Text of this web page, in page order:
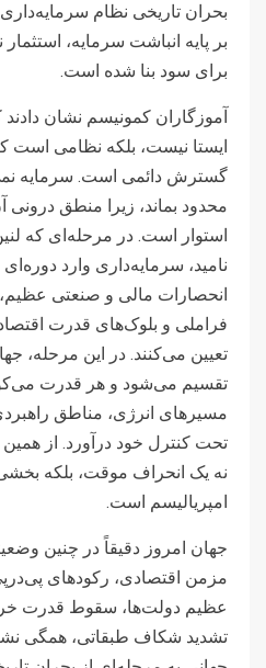
بحران تاریخی نظام
بر پایه انباشت سرمایه،
برای سود بنا شده است.
آموزگاران کمونیسم نشان
ایستا نیست، بلکه نظامی است
گسترش دائمی است. سرمایه
محدود بماند، زیرا منطق درونی
استوار است. در مرحله‌ای که
نامید، سرمایه‌داری وارد
انحصارات مالی و صنعتی
فراملی و بلوک‌های قدرت
تعیین می‌کنند. در این مرحله،
تقسیم می‌شود و هر قدرت
مسیرهای انرژی، مناطق
تحت کنترل خود درآورد. از
نه یک انحراف موقت، بلکه
امپریالیسم است.
جهان امروز دقیقاً در چنین
مزمن اقتصادی، رکودهای
عظیم دولت‌ها، سقوط قدرت
تشدید شکاف طبقاتی، همگی